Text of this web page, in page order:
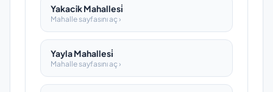
Yakacik Mahallesi̇
Mahalle sayfasını aç ›
Yayla Mahallesi̇
Mahalle sayfasını aç ›